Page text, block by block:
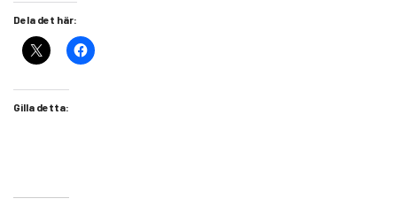
Dela det här:
Gilla detta: